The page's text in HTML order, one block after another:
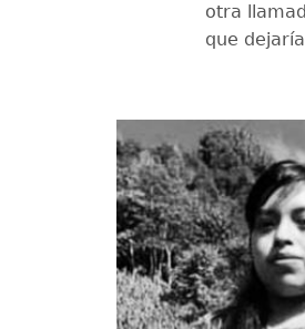
otra
que